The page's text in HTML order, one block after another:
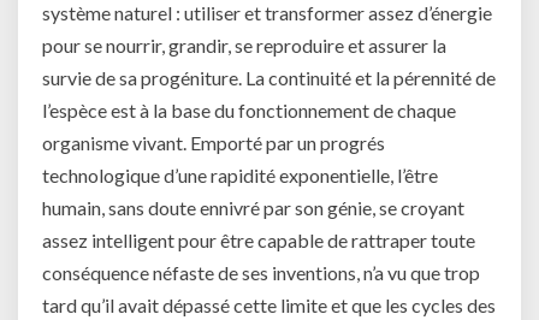
système naturel : utiliser et transformer assez d’énergie
pour se nourrir, grandir, se reproduire et assurer la
survie de sa progéniture. La continuité et la pérennité de
l’espèce est à la base du fonctionnement de chaque
organisme vivant. Emporté par un progrés
technologique d’une rapidité exponentielle, l’être
humain, sans doute ennivré par son génie, se croyant
assez intelligent pour être capable de rattraper toute
conséquence néfaste de ses inventions, n’a vu que trop
tard qu’il avait dépassé cette limite et que les cycles des